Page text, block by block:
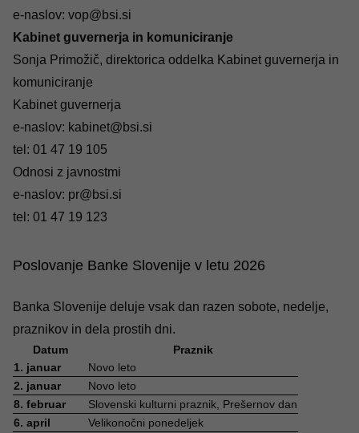
e-naslov: vop@bsi.si
Kabinet guvernerja in komuniciranje
Sonja Primožič, direktorica oddelka Kabinet guvernerja in
komuniciranje
Kabinet guvernerja
e-naslov: kabinet@bsi.si
tel: 01 47 19 105
Odnosi z javnostmi
e-naslov: pr@bsi.si
tel: 01 47 19 123
Poslovanje Banke Slovenije v letu 2026
Banka Slovenije deluje vsak dan razen sobote, nedelje,
praznikov in dela prostih dni.
Datum
Praznik
1. januar
Novo leto
2. januar
Novo leto
8. februar
Slovenski kulturni praznik, Prešernov dan
6. april
Velikonočni ponedeljek